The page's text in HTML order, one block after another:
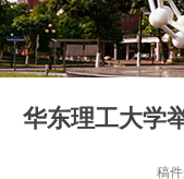
华东理工大学
稿